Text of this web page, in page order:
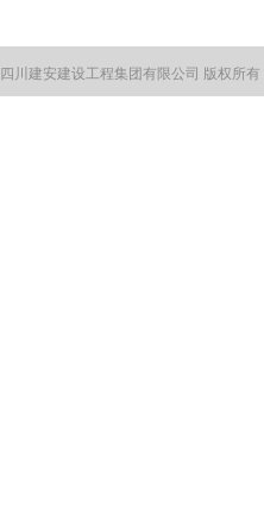
四川建安建设工程集团有限公司 版权所有